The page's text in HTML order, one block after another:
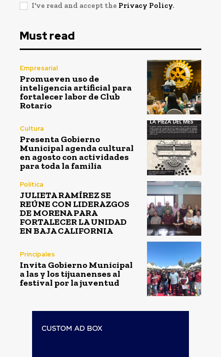
I've read and accept the Privacy Policy.
Must read
Empresarial
Promueven uso de
inteligencia artificial para
fortalecer labor de Club
Rotario
Cultura
Presenta Gobierno
Municipal agenda cultural
en agosto con actividades
para toda la familia
Política
JULIETA RAMÍREZ SE
REÚNE CON LIDERAZGOS
DE MORENA PARA
FORTALECER LA UNIDAD
EN BAJA CALIFORNIA
Principales
Invita Gobierno Municipal
a las y los tijuanenses al
festival por la juventud